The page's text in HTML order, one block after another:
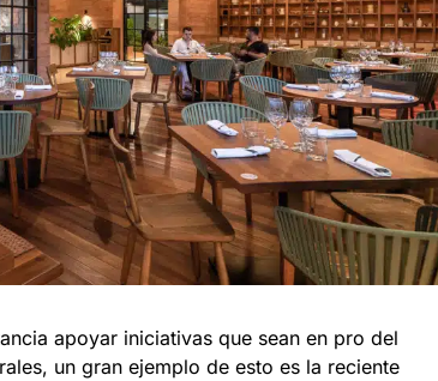
apoyar iniciativas que sean en pro del
un gran ejemplo de esto es la reciente